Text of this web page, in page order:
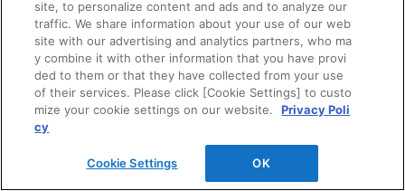
お問い合わせ
ログイン
建築・設計関係者様向けサイト
ユーザー登録サービス
site, to personalize content and ads and to analyze our
traffic. We share information about your use of our web
site with our advertising and analytics partners, who ma
y combine it with other information that you have provi
ded to them or that they have collected from your use
of their services. Please click [Cookie Settings] to custo
mize your cookie settings on our website.
Privacy Poli
cy
Cookie Settings OK